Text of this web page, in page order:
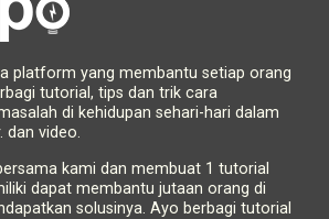
platform yang membantu setiap orang
tutorial, tips dan trik cara
di kehidupan sehari-hari dalam
dan video.
kami dan membuat 1 tutorial
dapat membantu jutaan orang di
solusinya. Ayo berbagi tutorial